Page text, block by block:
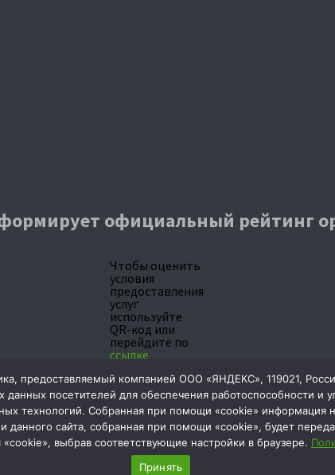
официальный рейтинг
Чтобы оценить
условия
предоставления
услуг
используйте
QR-код или
перейдите по
ссылке
Мы в соц.сетях:
предоставляемый компанией ООО «ЯНДЕКС», 119021,
посетителей для обеспечения работоспособности и
технологий. Собранная при помощи «cookie»
сайта, собранная при помощи «cookie», будет
выбрав соответствующие настройки в браузере.
Принять